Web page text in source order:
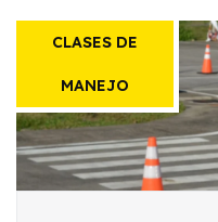
CLASES DE
MANEJO